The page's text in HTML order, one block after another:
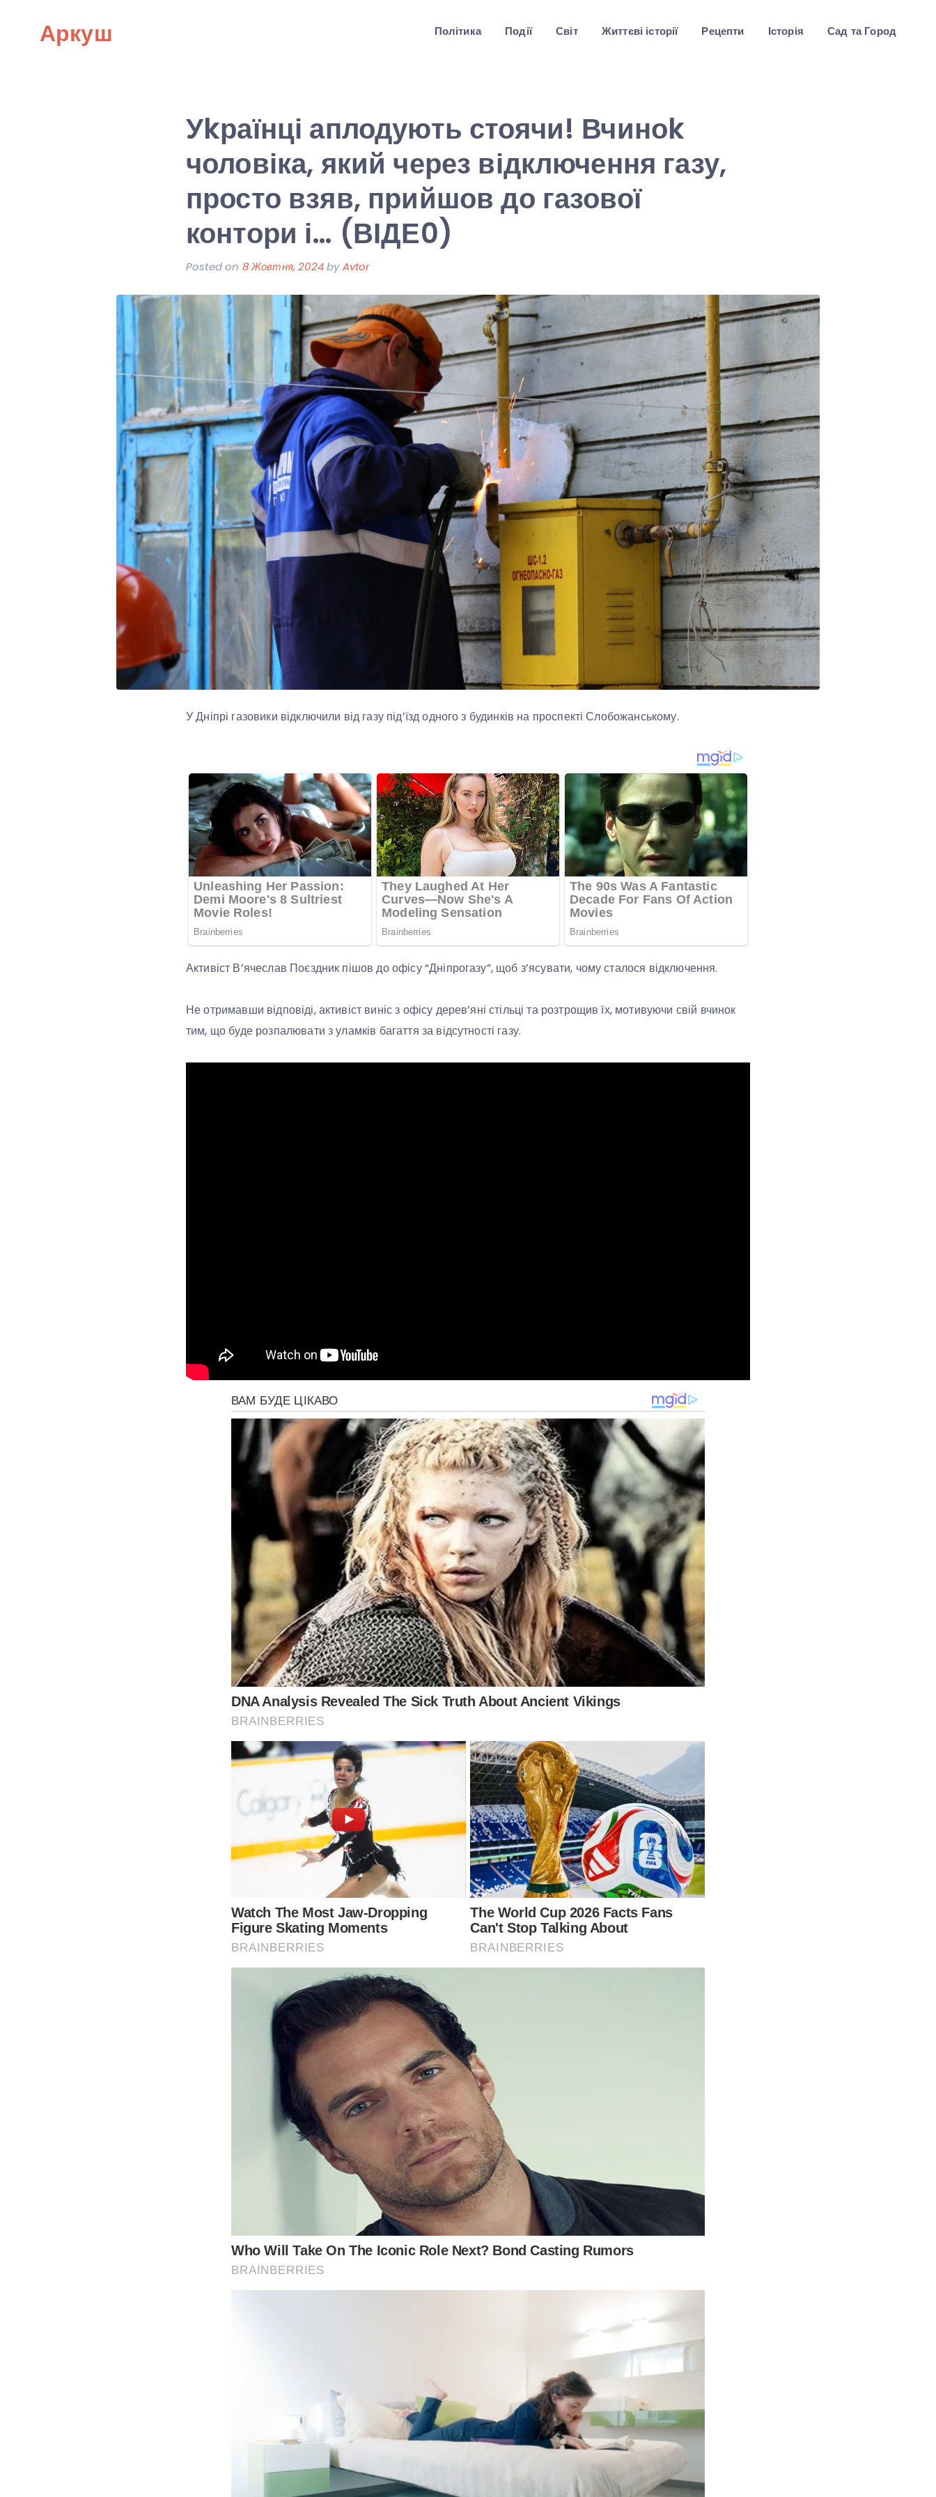
Аркуш Політика Події Світ Життєві історії Рецепти Історія Сад та Город
Уkраїнці аплодують стоячи! Вчиноk
чоловіка, який через відключення газу,
просто взяв, прийшов до газової
контори і… (ВІДЕ0)
Posted on 8 Жовтня, 2024byAvtor
У Дніпрі газовики відключили від газу під’їзд одного з будинків на проспекті Слобожанському.
Активіст В’ячеслав Поєздник пішов до офісу “Дніпрогазу”, щоб з’ясувати, чому сталося відключення.
Не отримавши відповіді, активіст виніс з офісу дерев’яні стільці та розтрощив їх, мотивуючи свій вчинок
тим, що буде розпалювати з уламків багаття за відсутності газу.